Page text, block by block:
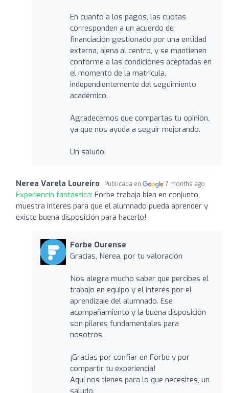
En cuanto a los pagos, las cuotas
corresponden a un acuerdo de
financiación gestionado por una entidad
externa, ajena al centro, y se mantienen
conforme a las condiciones aceptadas en
el momento de la matrícula,
independientemente del seguimiento
académico.
Agradecemos que compartas tu opinión,
ya que nos ayuda a seguir mejorando.
Un saludo.
Nerea Varela Loureiro Publicada en 7 months ago
Experiencia fantástica: Forbe trabaja bien en conjunto,
muestra interés para que el alumnado pueda aprender y
existe buena disposición para hacerlo!
Forbe Ourense
Gracias, Nerea, por tu valoración
Nos alegra mucho saber que percibes el
trabajo en equipo y el interés por el
aprendizaje del alumnado. Ese
acompañamiento y la buena disposición
son pilares fundamentales para
nosotros.
¡Gracias por confiar en Forbe y por
compartir tu experiencia!
Aquí nos tienes para lo que necesites, un
saludo.